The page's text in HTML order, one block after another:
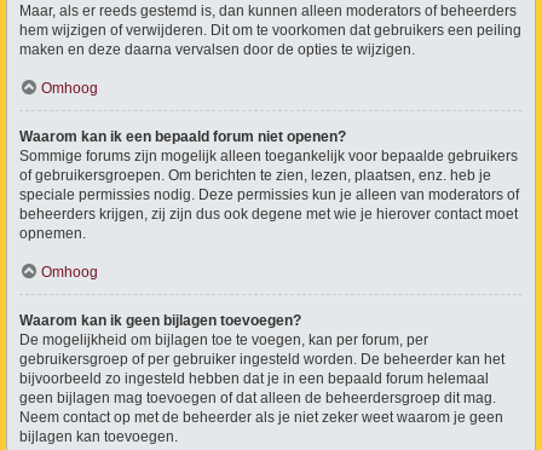
Maar, als er reeds gestemd is, dan kunnen alleen moderators of beheerders
hem wijzigen of verwijderen. Dit om te voorkomen dat gebruikers een peiling
maken en deze daarna vervalsen door de opties te wijzigen.
Omhoog
Waarom kan ik een bepaald forum niet openen?
Sommige forums zijn mogelijk alleen toegankelijk voor bepaalde gebruikers
of gebruikersgroepen. Om berichten te zien, lezen, plaatsen, enz. heb je
speciale permissies nodig. Deze permissies kun je alleen van moderators of
beheerders krijgen, zij zijn dus ook degene met wie je hierover contact moet
opnemen.
Omhoog
Waarom kan ik geen bijlagen toevoegen?
De mogelijkheid om bijlagen toe te voegen, kan per forum, per
gebruikersgroep of per gebruiker ingesteld worden. De beheerder kan het
bijvoorbeeld zo ingesteld hebben dat je in een bepaald forum helemaal
geen bijlagen mag toevoegen of dat alleen de beheerdersgroep dit mag.
Neem contact op met de beheerder als je niet zeker weet waarom je geen
bijlagen kan toevoegen.